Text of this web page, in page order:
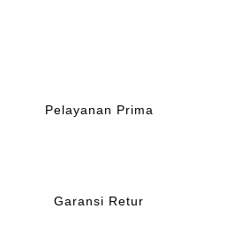
Pelayanan Prima
Garansi Retur